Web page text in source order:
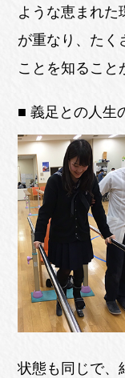
ような恵まれた
が重なり、たく
ことを知ること
■ 義足との人生
状態も同じで、